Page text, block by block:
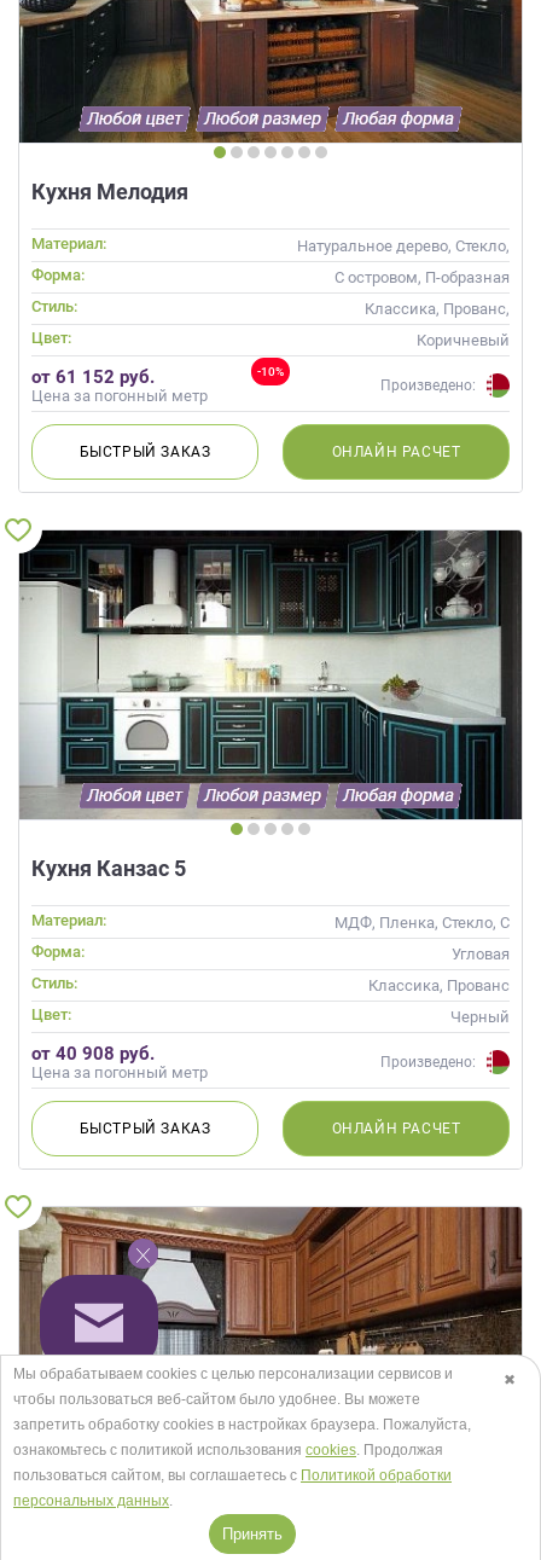
Кухня Мелодия
Материал:
Натуральное дерево, Стекло,
Массив, С патиной
Форма:
С островом, П-образная
Стиль:
Классика, Прованс,
Неоклассика
Цвет: Коричневый
-10%
от 61 152 руб.
Цена за погонный метр
Произведено:
БЫСТРЫЙЗАКАЗ ОНЛАЙН РАСЧЕТ
Кухня Канзас 5
Материал:
МДФ, Пленка, Стекло, С
патиной
Форма:
Угловая
Стиль:
Классика, Прованс
Цвет:
Черный
от 40 908 руб.
Цена за погонный метр
Произведено:
БЫСТРЫЙЗАКАЗ ОНЛАЙН РАСЧЕТ
Кухня Гондвана 2
✖
Мы обрабатываем cookies с целью персонализации сервисов и
чтобы пользоваться веб-сайтом было удобнее. Вы можете
запретить обработку сookies в настройках браузера. Пожалуйста,
ознакомьтесь с политикой использования cookies. Продолжая
пользоваться сайтом, вы соглашаетесь с Политикой обработки
персональных данных.
Принять